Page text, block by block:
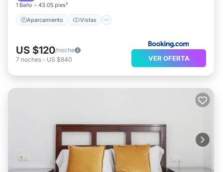
1 Baño 43.05 pies²
Aparcamiento Vistas
US $120/noche
7 noches - US $840 VER OFERTA